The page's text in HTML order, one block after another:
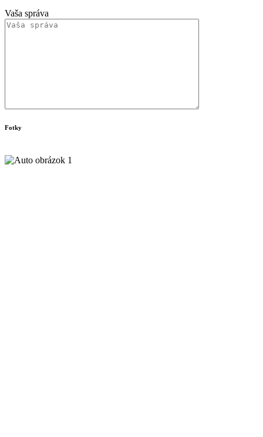
Vaša správa
Fotky